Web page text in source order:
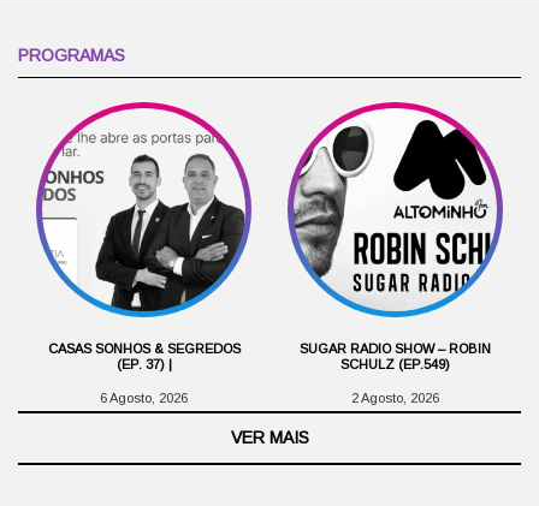
PROGRAMAS
CASAS SONHOS & SEGREDOS
(EP. 37) |
6 Agosto, 2026
SUGAR RADIO SHOW – ROBIN
SCHULZ (EP.549)
2 Agosto, 2026
VER MAIS